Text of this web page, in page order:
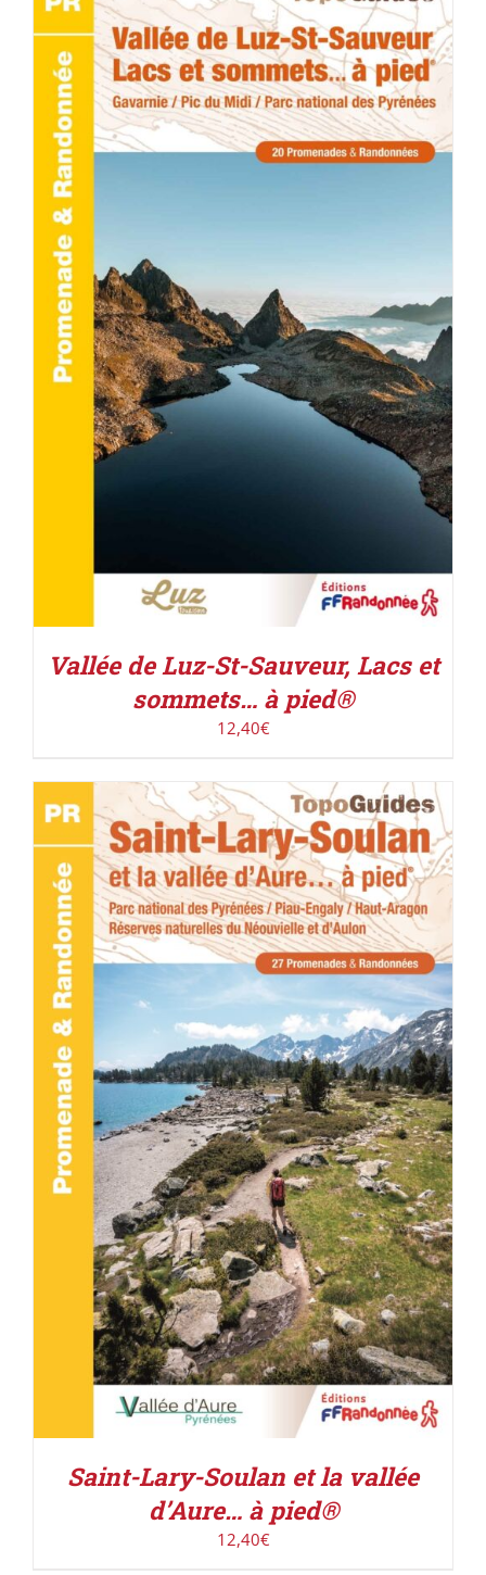
ACHETER LE PRODUIT /
Vallée de Luz-St-Sauveur, Lacs et
sommets… à pied®
12,40€
ACHETER LE PRODUIT / DÉTAILS
Saint-Lary-Soulan et la vallée
d’Aure… à pied®
12,40€